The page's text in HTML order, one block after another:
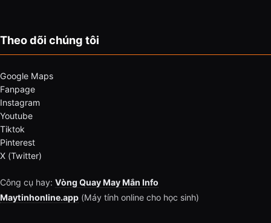
Theo dõi chúng tôi
Google Maps
Fanpage
Instagram
Youtube
Tiktok
Pinterest
X (Twitter)
Công cụ hay: Vòng Quay May Mắn Info
Maytinhonline.app (Máy tính online cho học sinh)